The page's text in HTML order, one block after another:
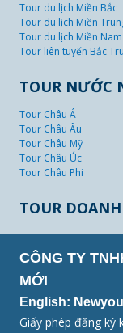
Tour du lịch Miền Bắc
Tour du lịch Miền
Tour du lịch Miền Nam
Tour liên tuyến Bắc
TOUR NƯỚC
Tour Châu Á
Tour Châu Âu
Tour Châu Mỹ
Tour Châu Úc
Tour Châu Phi
TOUR
CÔNG TY
MỚI
English:
Giấy phép đăng ký